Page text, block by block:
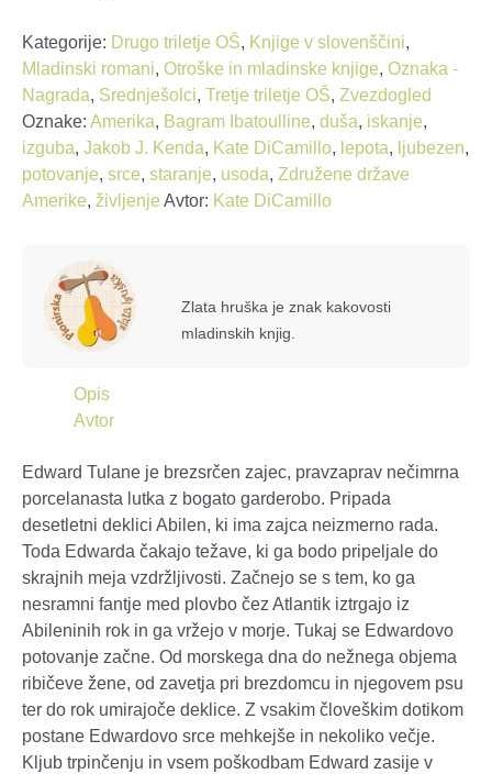
Kategorije: Drugo triletje OŠ, Knjige v slovenščini,
Mladinski romani, Otroške in mladinske knjige, Oznaka -
Nagrada, Srednješolci, Tretje triletje OŠ, Zvezdogled
Oznake: Amerika, Bagram Ibatoulline, duša, iskanje,
izguba, Jakob J. Kenda, Kate DiCamillo, lepota, ljubezen,
potovanje, srce, staranje, usoda, Združene države
Amerike, življenje Avtor: Kate DiCamillo
Zlata hruška je znak kakovosti
mladinskih knjig.
Opis
Avtor
Edward Tulane je brezsrčen zajec, pravzaprav nečimrna
porcelanasta lutka z bogato garderobo. Pripada
desetletni deklici Abilen, ki ima zajca neizmerno rada.
Toda Edwarda čakajo težave, ki ga bodo pripeljale do
skrajnih meja vzdržljivosti. Začnejo se s tem, ko ga
nesramni fantje med plovbo čez Atlantik iztrgajo iz
Abileninih rok in ga vržejo v morje. Tukaj se Edwardovo
potovanje začne. Od morskega dna do nežnega objema
ribičeve žene, od zavetja pri brezdomcu in njegovem psu
ter do rok umirajoče deklice. Z vsakim človeškim dotikom
postane Edwardovo srce mehkejše in nekoliko večje.
Kljub trpinčenju in vsem poškodbam Edward zasije v